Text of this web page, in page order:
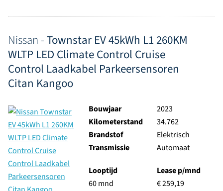
Nissan -Townstar EV 45kWh L1 260KM
WLTP LED Climate Control Cruise
Control Laadkabel Parkeersensoren
Citan Kangoo
Bouwjaar
2023
Kilometerstand
34.762
Brandstof
Elektrisch
Transmissie
Automaat
Looptijd
60 mnd
Lease p/mnd
€ 259,19